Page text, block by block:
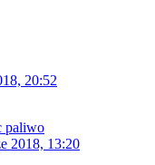
20:52
paliwo
2018, 13:20